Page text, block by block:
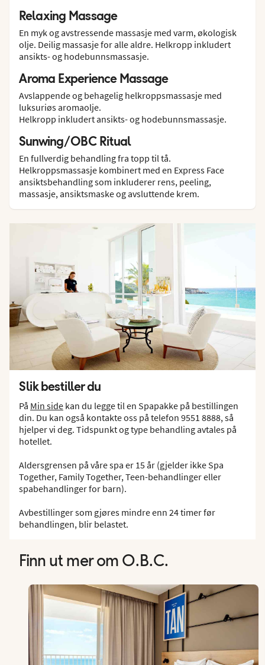
Relaxing Massage
En myk og avstressende massasje med varm, økologisk
olje. Deilig massasje for alle aldre. Helkropp inkludert
ansikts- og hodebunnsmassasje.
Aroma Experience Massage
Avslappende og behagelig helkroppsmassasje med
luksuriøs aromaolje.
Helkropp inkludert ansikts- og hodebunnsmassasje.
Sunwing/OBC Ritual
En fullverdig behandling fra topp til tå.
Helkroppsmassasje kombinert med en Express Face
ansiktsbehandling som inkluderer rens, peeling,
massasje, ansiktsmaske og avsluttende krem.
Slik bestiller du
På Min side kan du legge til en Spapakke på bestillingen
din. Du kan også kontakte oss på telefon 9551 8888, så
hjelper vi deg. Tidspunkt og type behandling avtales på
hotellet.
Aldersgrensen på våre spa er 15 år (gjelder ikke Spa
Together, Family Together, Teen-behandlinger eller
spabehandlinger for barn).
Avbestillinger som gjøres mindre enn 24 timer før
behandlingen, blir belastet.
Finn ut mer om O.B.C.